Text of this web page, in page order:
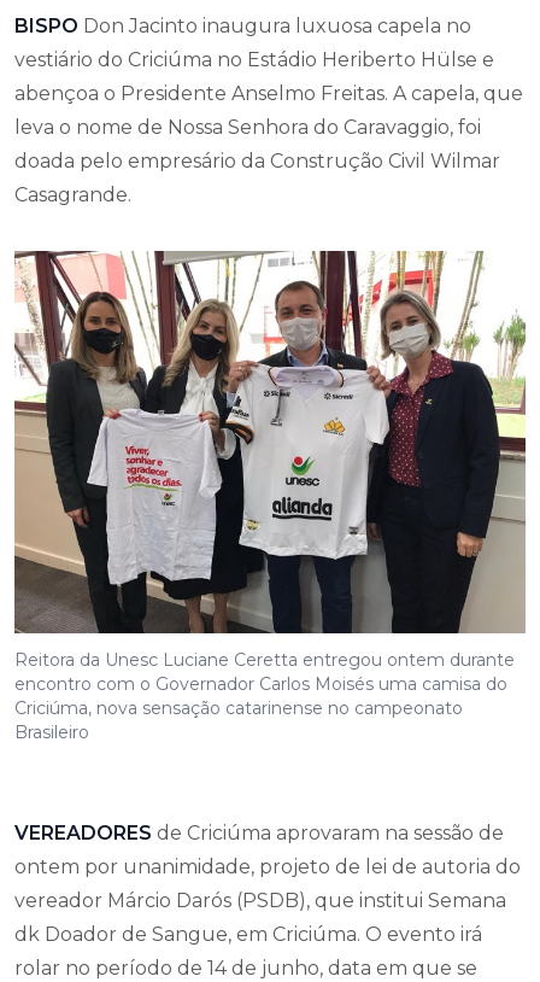
BISPO Don Jacinto inaugura luxuosa capela no
vestiário do Criciúma no Estádio Heriberto Hülse e
abençoa o Presidente Anselmo Freitas. A capela, que
leva o nome de Nossa Senhora do Caravaggio, foi
doada pelo empresário da Construção Civil Wilmar
Casagrande.
Reitora da Unesc Luciane Ceretta entregou ontem durante
encontro com o Governador Carlos Moisés uma camisa do
Criciúma, nova sensação catarinense no campeonato
Brasileiro
VEREADORES de Criciúma aprovaram na sessão de
ontem por unanimidade, projeto de lei de autoria do
vereador Márcio Darós (PSDB), que institui Semana
dk Doador de Sangue, em Criciúma. O evento irá
rolar no período de 14 de junho, data em que se